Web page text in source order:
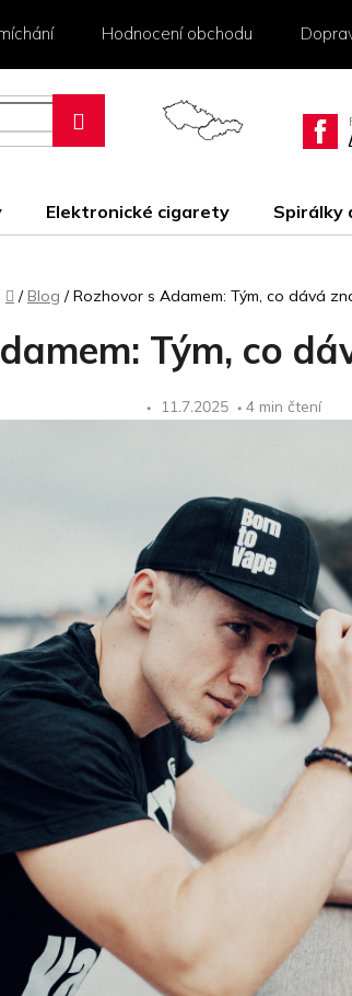
Hodnocení obchodu
Elektronické cigarety Spirálky
Domů
/ Blog / Rozhovor s Adamem: Tým, co dává
Tým, co
11.7.2025 4 min čtení